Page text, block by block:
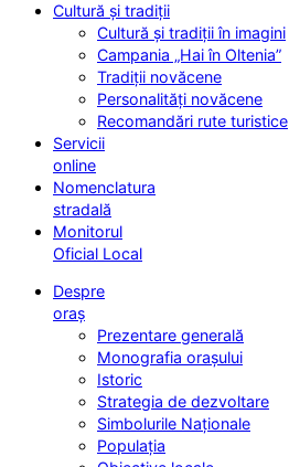
Cultură și tradiții
Cultură și tradiții în imagini
Campania „Hai în Oltenia”
Tradiții novăcene
Personalități novăcene
Recomandări rute turistice
Servicii
online
Nomenclatura
stradală
Monitorul
Oficial Local
Despre
oraș
Prezentare generală
Monografia orașului
Istoric
Strategia de dezvoltare
Simbolurile Naționale
Populația